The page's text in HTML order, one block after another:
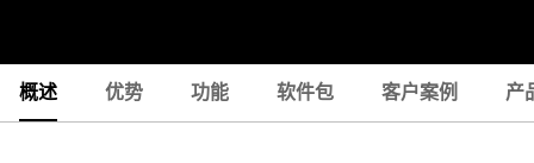
概述 优势 功能 软件包 客户案例 产